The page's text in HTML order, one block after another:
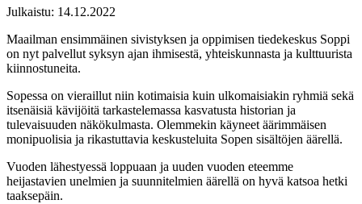
Julkaistu: 14.12.2022
Maailman ensimmäinen sivistyksen ja oppimisen tiedekeskus Soppi
on nyt palvellut syksyn ajan ihmisestä, yhteiskunnasta ja kulttuurista
kiinnostuneita.
Sopessa on vieraillut niin kotimaisia kuin ulkomaisiakin ryhmiä sekä
itsenäisiä kävijöitä tarkastelemassa kasvatusta historian ja
tulevaisuuden näkökulmasta. Olemmekin käyneet äärimmäisen
monipuolisia ja rikastuttavia keskusteluita Sopen sisältöjen äärellä.
Vuoden lähestyessä loppuaan ja uuden vuoden eteemme
heijastavien unelmien ja suunnitelmien äärellä on hyvä katsoa hetki
taaksepäin.